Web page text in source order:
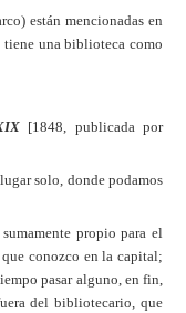
están mencionadas en
tiene una biblioteca como
[1848, publicada por
solo, donde podamos
propio para el
conozco en la capital;
pasar alguno, en fin,
del bibliotecario, que